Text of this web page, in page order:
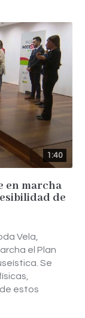
1:40
en marcha
de
Vela,
el Plan
Se
estos